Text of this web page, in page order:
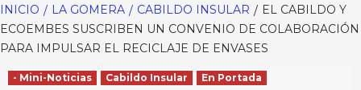
INICIO LA GOMERA CABILDO INSULAR
EL CABILDO Y
ECOEMBES SUSCRIBEN UN CONVENIO DE COLABORACIÓN
PARA IMPULSAR EL RECICLAJE DE ENVASES
- Mini-Noticias Cabildo Insular En Portada